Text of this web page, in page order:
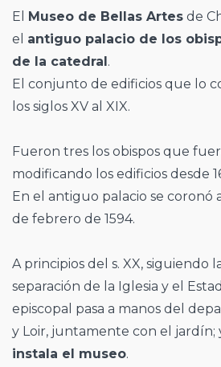
El Museo de Bellas Artes de
el antiguo palacio de los
de la catedral.
El conjunto de edificios que lo
los siglos XV al XIX.
Fueron tres los obispos que
modificando los edificios desde
En el antiguo palacio se coronó
de febrero de 1594.
A principios del s. XX, siguiendo
separación de la Iglesia y el
episcopal pasa a manos del
y Loir, juntamente con el jardín;
instala el museo.